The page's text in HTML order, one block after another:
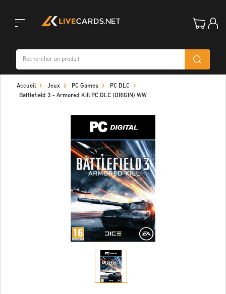
navigation
Accueil Jeux PC Games
PC DLC
Battlefield 3 - Armored Kill PC DLC (ORIGIN) WW